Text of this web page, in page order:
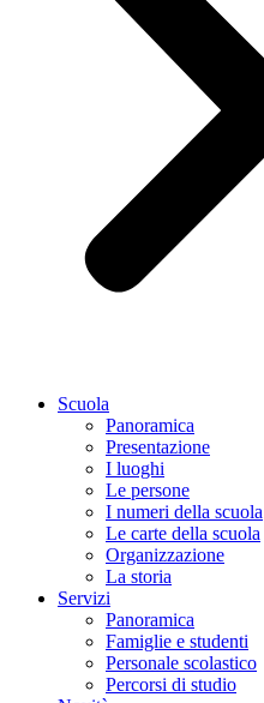
Scuola
Panoramica
Presentazione
I luoghi
Le persone
I numeri della scuola
Le carte della scuola
Organizzazione
La storia
Servizi
Panoramica
Famiglie e studenti
Personale scolastico
Percorsi di studio